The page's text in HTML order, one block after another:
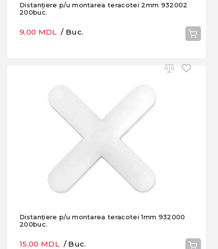
Distanțiere p/u montarea teracotei 2mm 932002
200buc.
9,00 MDL / Buc.
Distanțiere p/u montarea teracotei 1mm 932000
200buc.
15,00 MDL / Buc.